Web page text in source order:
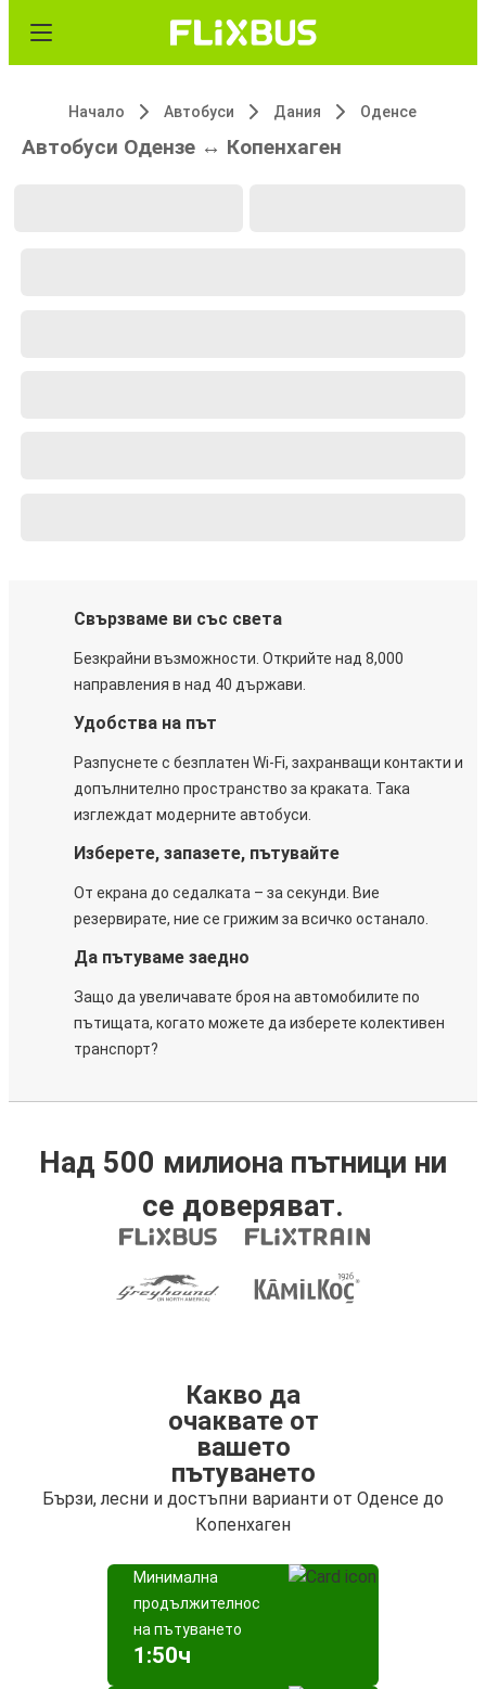
Начало Автобуси Дания Оденсе
Автобуси Одензе ↔ Копенхаген
Свързваме ви със света
Безкрайни възможности. Открийте над 8,000
направления в над 40 държави.
Удобства на път
Разпуснете с безплатен Wi-Fi, захранващи контакти и
допълнително пространство за краката. Така
изглеждат модерните автобуси.
Изберете, запазете, пътувайте
От екрана до седалката – за секунди. Вие
резервирате, ние се грижим за всичко останало.
Да пътуваме заедно
Защо да увеличавате броя на автомобилите по
пътищата, когато можете да изберете колективен
транспорт?
Над 500 милиона пътници ни
се доверяват.
Какво да
очаквате от
вашето
пътуването
Бързи, лесни и достъпни варианти от Оденсе до
Копенхаген
Минимална
продължителност
на пътуването
1:50ч